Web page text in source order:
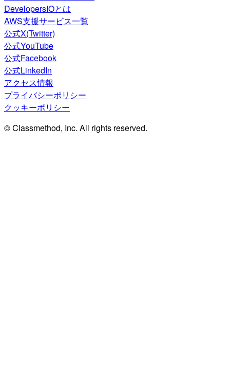
DevelopersIOとは
AWS支援サービス一覧
公式X(Twitter)
公式YouTube
公式Facebook
公式LinkedIn
アクセス情報
プライバシーポリシー
クッキーポリシー
© Classmethod, Inc. All rights reserved.